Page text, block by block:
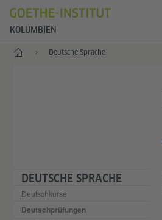
KOLUMBIEN
Start Deutsche Sprache
DEUTSCHE SPRACHE
Deutschkurse
Deutschprüfungen